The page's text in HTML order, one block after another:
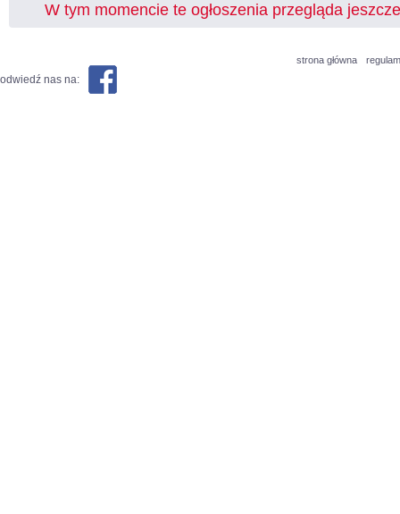
W tym momencie te ogłoszenia przegląda
strona główna
odwiedź nas na: